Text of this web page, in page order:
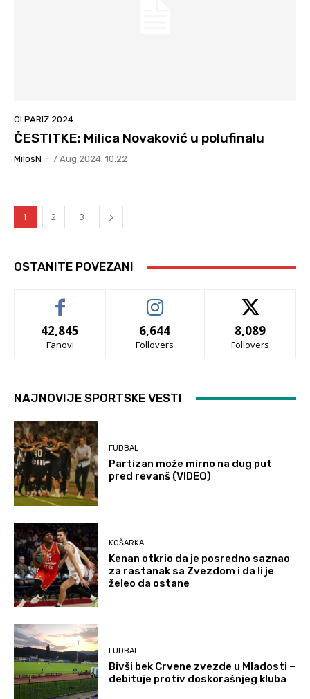
OI PARIZ 2024
ČESTITKE: Milica Novaković u polufinalu
MilosN - 7 Aug 2024. 10:22
1 2 3
OSTANITE POVEZANI
42,845
Fanovi
6,644
Follovers
8,089
Follovers
NAJNOVIJE SPORTSKE VESTI
FUDBAL
Partizan može mirno na dug put
pred revanš (VIDEO)
KOŠARKA
Kenan otkrio da je posredno saznao
za rastanak sa Zvezdom i da li je
želeo da ostane
FUDBAL
Bivši bek Crvene zvezde u Mladosti –
debituje protiv doskorašnjeg kluba